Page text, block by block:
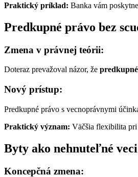
Praktický príklad: Banka vám
Predkupné právo bez
Zmena v právnej teórii:
Doteraz prevažoval názor, že
Nový prístup:
Predkupné právo s vecnoprávnymi
Praktický význam: Väčšia flexibilita pri
Byty ako nehnuteľné veci
Koncepčná zmena: